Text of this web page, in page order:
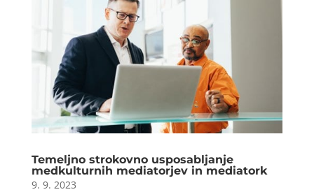
Temeljno strokovno usposabljanje
medkulturnih mediatorjev in mediatork
9. 9. 2023